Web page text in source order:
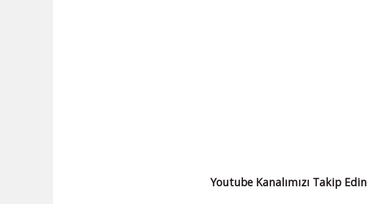
Youtube Kanalımızı Takip Edin